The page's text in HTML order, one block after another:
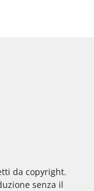
da copyright.
senza il